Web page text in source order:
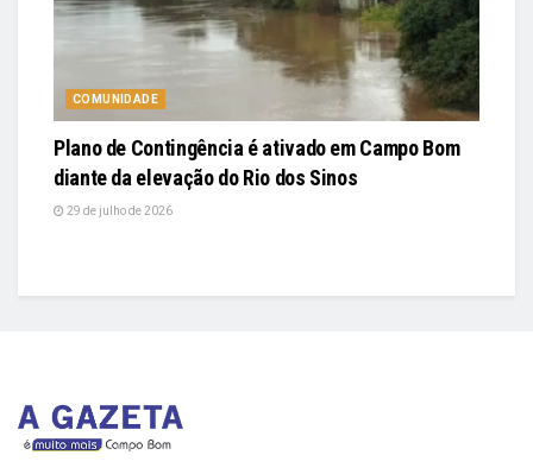
COMUNIDADE
Plano de Contingência é ativado em Campo Bom
diante da elevação do Rio dos Sinos
29 de julho de 2026